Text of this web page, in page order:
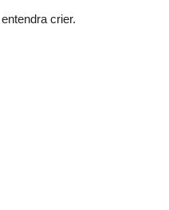
crier.